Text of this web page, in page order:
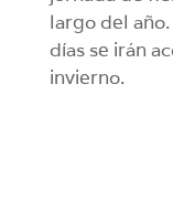
largo del
días se irán
invierno.